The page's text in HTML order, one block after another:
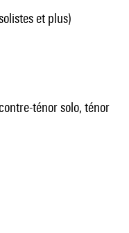
et plus)